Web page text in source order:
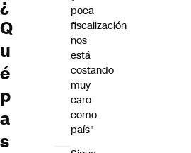
¿
Q
u
é
p
a
s
poca
fiscalización
nos
está
costando
muy
caro
como
país"